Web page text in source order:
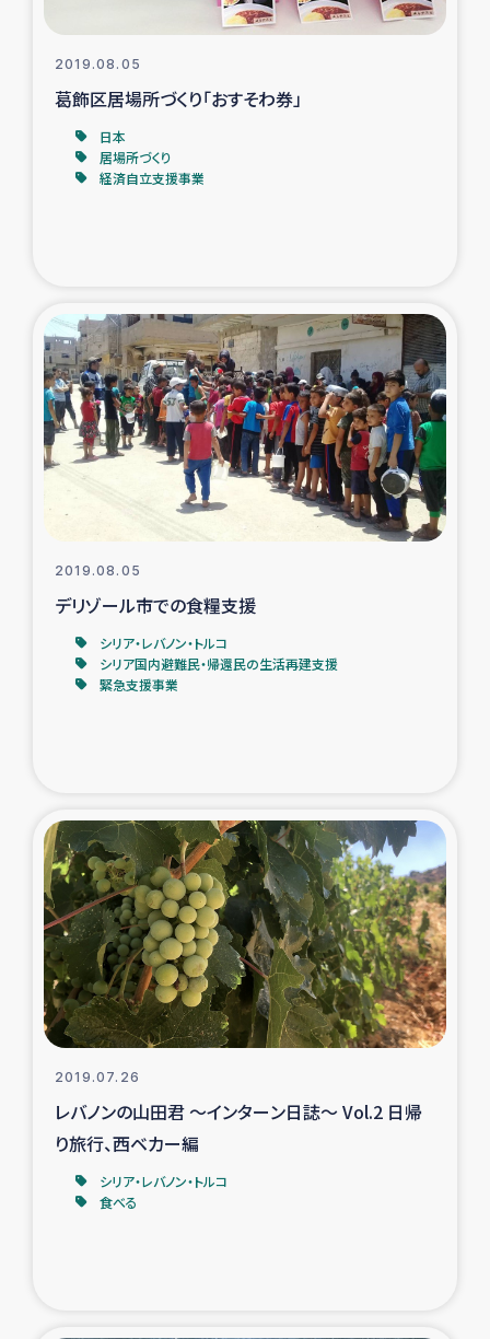
レバノンでのシリア難民への教育支援事業
レバノンでのシリア難民・レバノン人への農業支援
石巻市街地在宅被災者支援
復興応援隊の活動
仮設住宅生活支援・農業復興支援
漁業復興支援
ガザ地区での公園の緑化を通じた支援事業
ガザ地区における被災住民への緊急支援
ガザ地区酪農を通した女性グループの生計支援
ふりかけ普及と食生活改善による栄養改善事業
女性の生計向上を通じた子どもの栄養改善事業
2019.08.05
葛飾区居場所づくり「おすそわ券」
日本
居場所づくり
経済自立支援事業
2019.08.05
デリゾール市での食糧支援
シリア・レバノン・トルコ
シリア国内避難民・帰還民の生活再建支援
緊急支援事業
2019.07.26
レバノンの山田君 ～インターン日誌～ Vol.2 日帰
り旅行、西ベカー編
シリア・レバノン・トルコ
食べる